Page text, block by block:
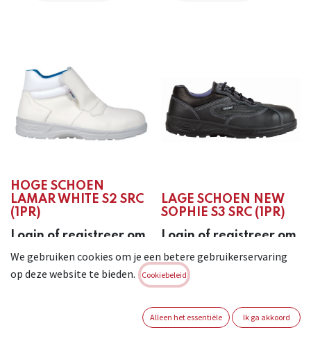
HOGE SCHOEN
LAMAR WHITE S2 SRC
(1PR)
Login of registreer om
verder te gaan
LAGE SCHOEN NEW
SOPHIE S3 SRC (1PR)
Login of registreer om
verder te gaan
We gebruiken cookies om je een betere gebruikerservaring
op deze website te bieden.
Cookiebeleid
Alleen het essentiële Ik ga akkoord